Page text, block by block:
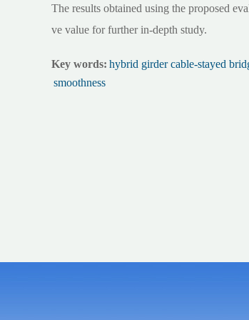
The results obtained using the proposed
ve value for further in-depth study.
Key words: hybrid girder cable-stayed
smoothness